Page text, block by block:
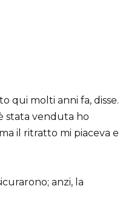
qui molti anni fa, disse.
stata venduta ho
il ritratto mi piaceva e
anzi, la